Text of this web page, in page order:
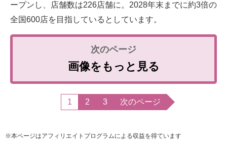
ープンし、店舗数は226店舗に。2028年末までに約3倍の
全国600店を目指しているとしています。
画像をもっと見る
1 2 3 次のページ
※本ページはアフィリエイトプログラムによる収益を得ています